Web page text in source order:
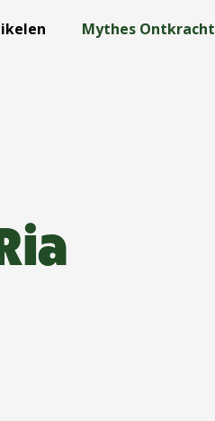
Mythes Ontkracht